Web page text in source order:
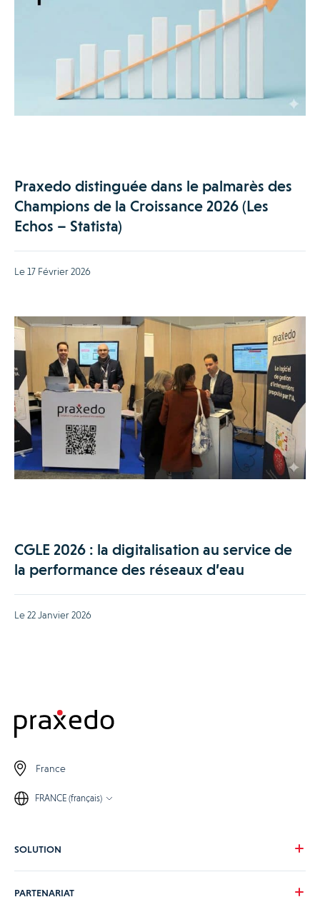
Praxedo distinguée dans le palmarès des
Champions de la Croissance 2026 (Les
Echos – Statista)
Le 17 Février 2026
CGLE 2026 : la digitalisation au service de
la performance des réseaux d’eau
Le 22 Janvier 2026
France
FRANCE (français)
SOLUTION
PARTENARIAT